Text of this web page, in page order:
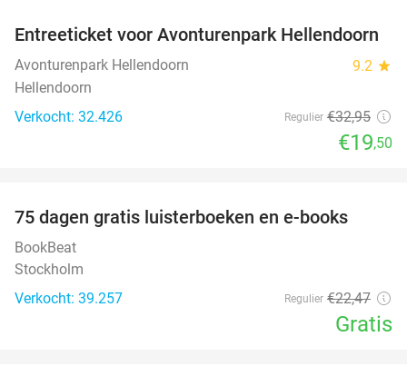
41%
Entreeticket voor Avonturenpark Hellendoorn
Avonturenpark Hellendoorn 9.2 star
Hellendoorn
Verkocht: 32.426
Regulier €32,95
€19,50
75 dagen gratis luisterboeken en e-books
BookBeat
Stockholm
Verkocht: 39.257
Regulier €22,47
Gratis